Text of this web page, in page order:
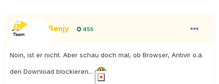
BigBenjy 455
Noin, ist er nicht. Aber schau doch mal, ob Browser, Antivir o.ä.
den Download blockieren...